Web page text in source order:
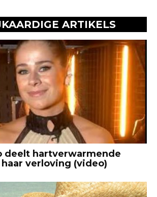
ARTIKELS
deelt hartverwarmende
verloving (video)